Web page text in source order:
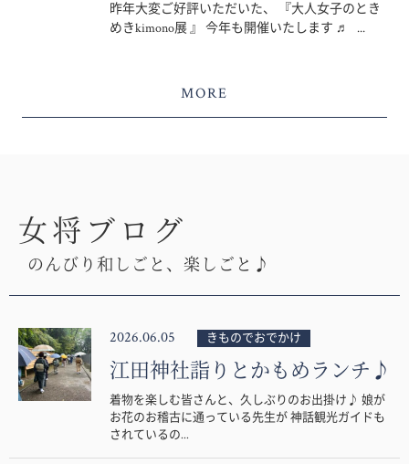
昨年大変ご好評いただいた、 『大人女子のとき
めきkimono展 』 今年も開催いたします ♬ ...
MORE
女将ブログ
のんびり和しごと、楽しごと♪
2026.06.05 きものでおでかけ
江田神社詣りとかもめランチ♪
着物を楽しむ皆さんと、久しぶりのお出掛け♪ 娘が
お花のお稽古に通っている先生が 神話観光ガイドも
されているの...